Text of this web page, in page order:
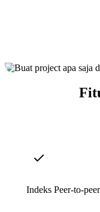
Indeks Peer-to-peer